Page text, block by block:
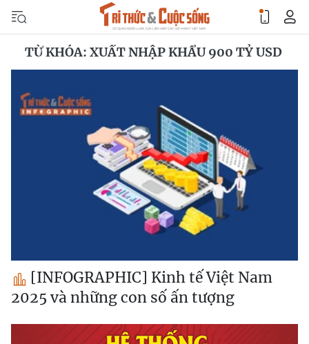
TỪ KHÓA: XUẤT NHẬP KHẨU 900 TỶ USD
[INFOGRAPHIC] Kinh tế Việt Nam
2025 và những con số ấn tượng